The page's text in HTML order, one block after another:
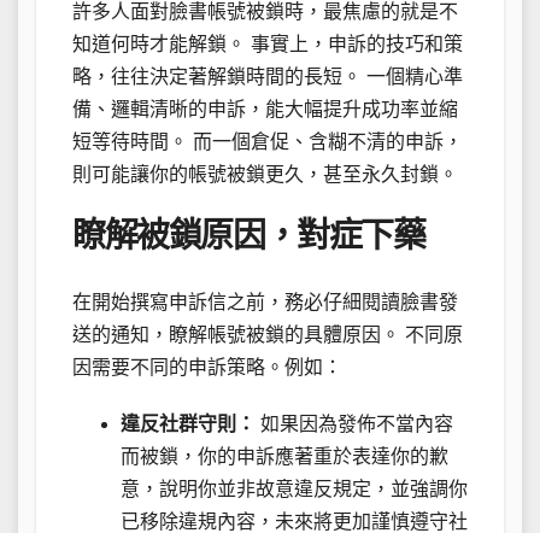
許多人面對臉書帳號被鎖時，最焦慮的就是不
知道何時才能解鎖。 事實上，申訴的技巧和策
略，往往決定著解鎖時間的長短。 一個精心準
備、邏輯清晰的申訴，能大幅提升成功率並縮
短等待時間。 而一個倉促、含糊不清的申訴，
則可能讓你的帳號被鎖更久，甚至永久封鎖。
瞭解被鎖原因，對症下藥
在開始撰寫申訴信之前，務必仔細閱讀臉書發
送的通知，瞭解帳號被鎖的具體原因。 不同原
因需要不同的申訴策略。例如：
違反社群守則： 如果因為發佈不當內容
而被鎖，你的申訴應著重於表達你的歉
意，說明你並非故意違反規定，並強調你
已移除違規內容，未來將更加謹慎遵守社